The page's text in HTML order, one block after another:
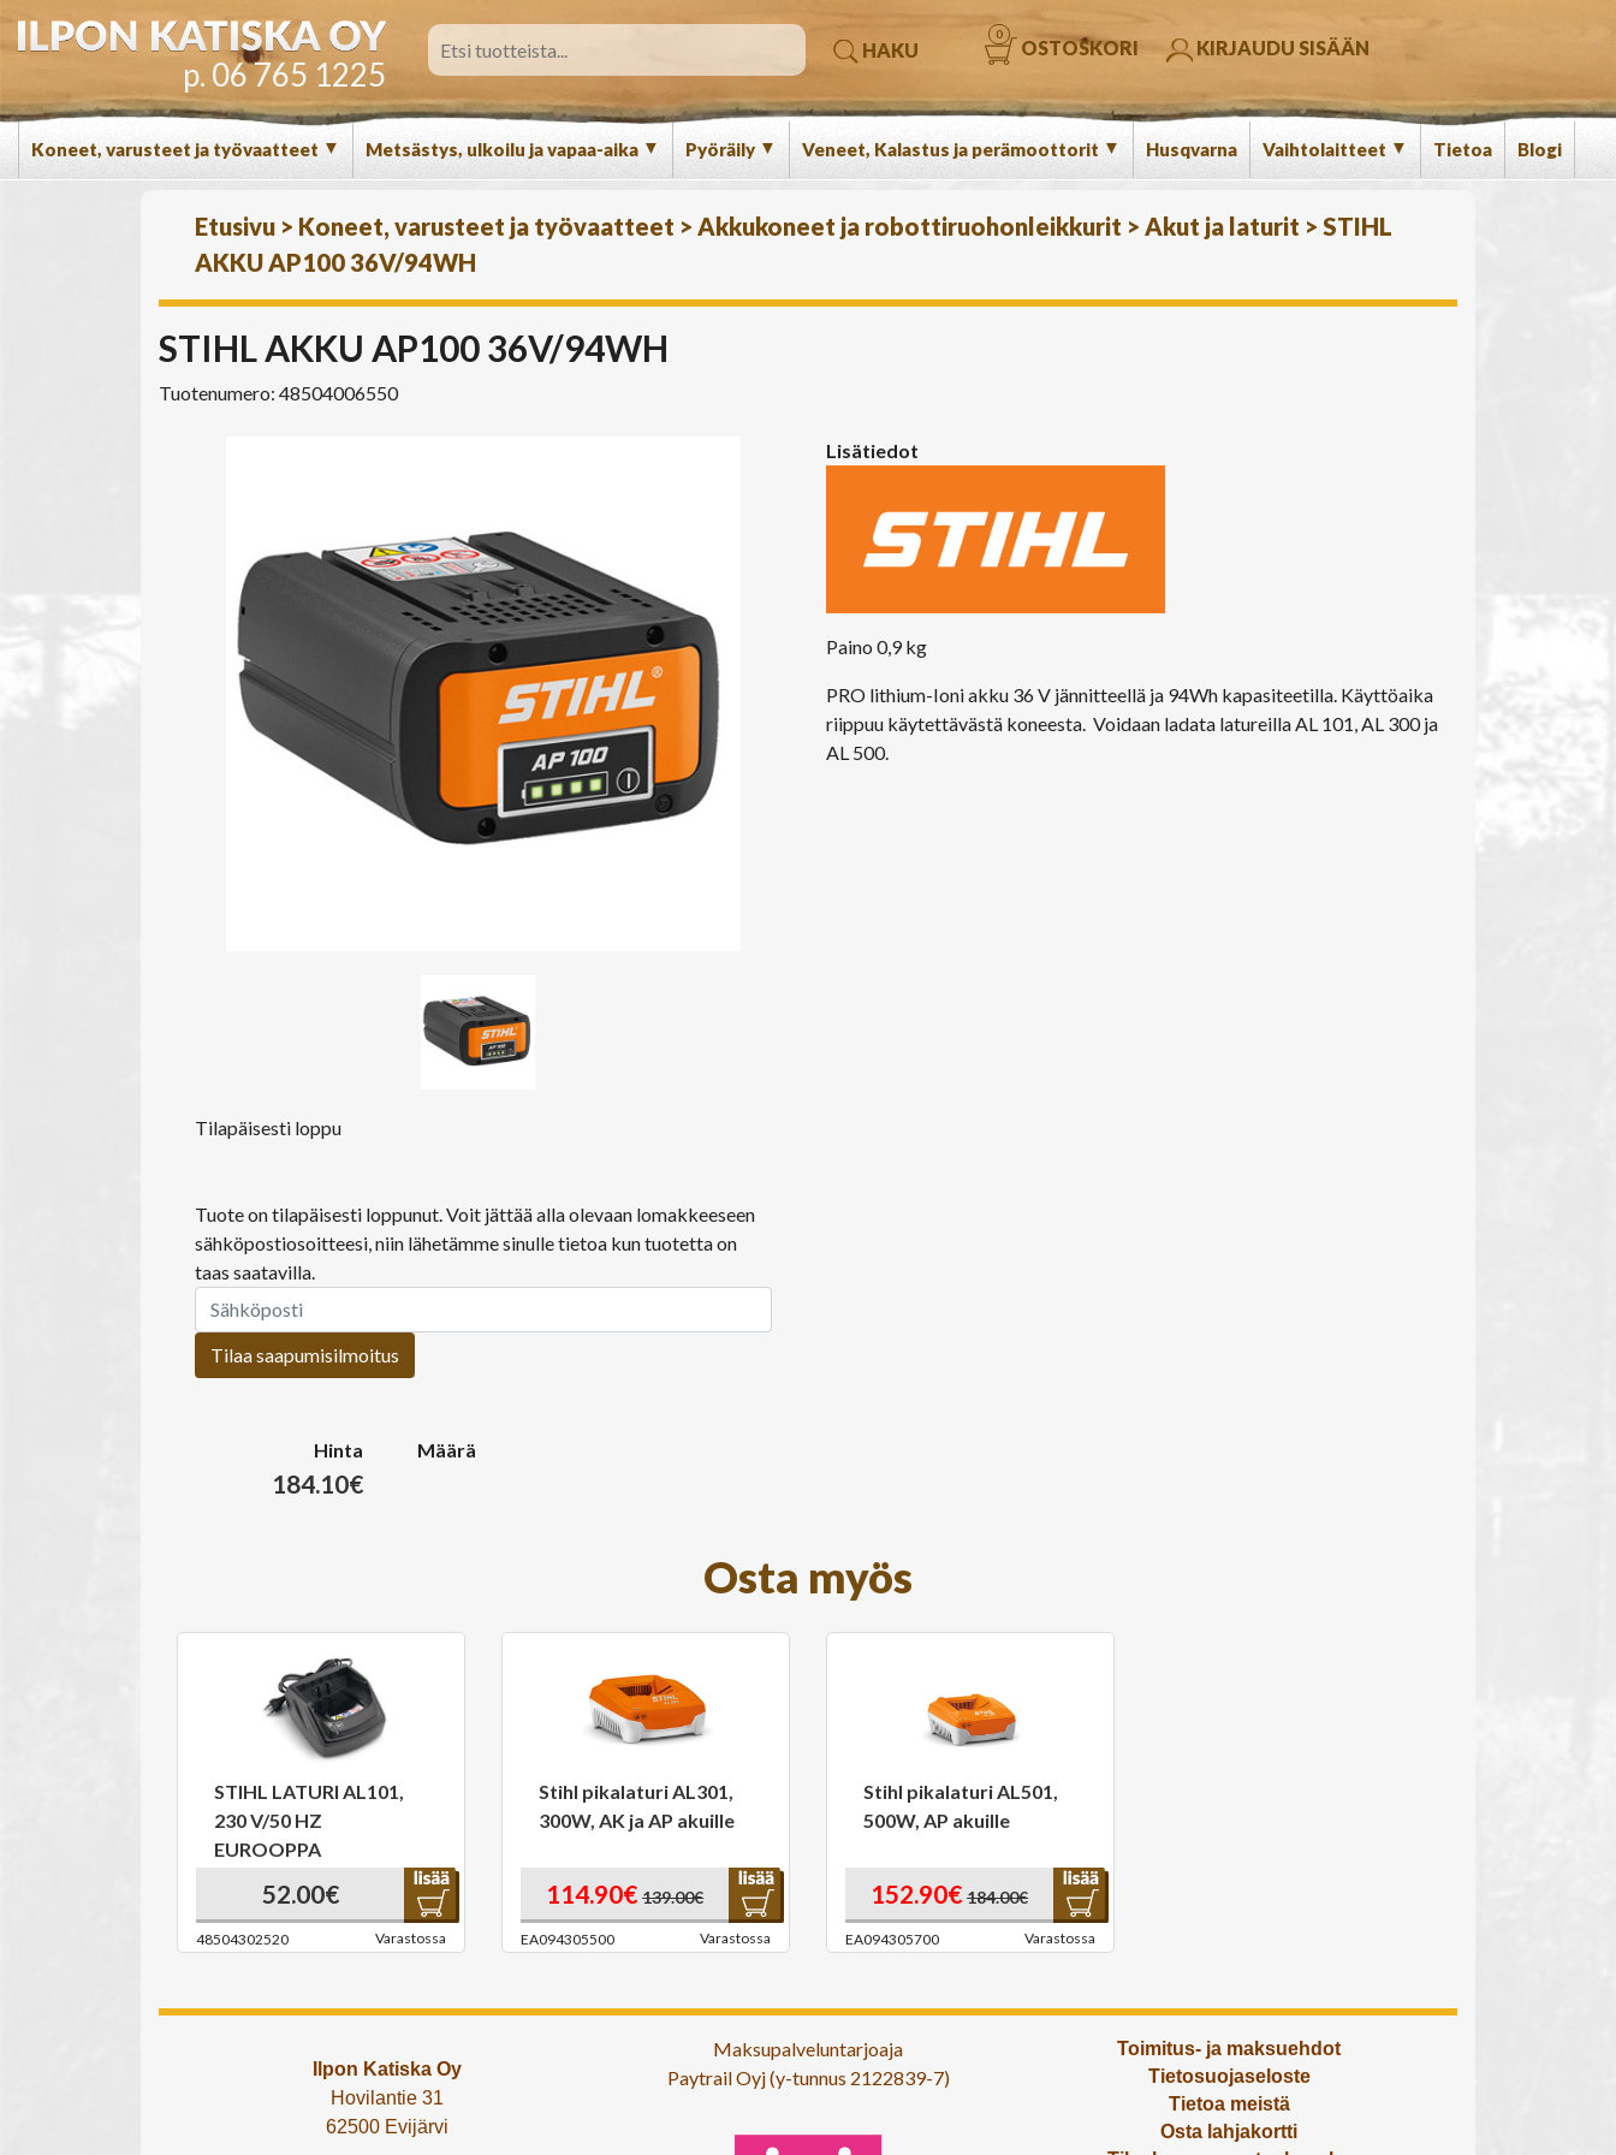
p. 06 765 1225
HAKU OSTOSKORI
0
KIRJAUDU SISÄÄN
Koneet, varusteet ja työvaatteet ▼ Metsästys, ulkoilu ja vapaa-aika ▼ Pyöräily ▼ Veneet, Kalastus ja perämoottorit ▼ Husqvarna Vaihtolaitteet ▼ Tietoa Blogi
Etusivu > Koneet, varusteet ja työvaatteet > Akkukoneet ja robottiruohonleikkurit > Akut ja laturit > STIHL
AKKU AP100 36V/94WH
STIHL AKKU AP100 36V/94WH
Tuotenumero: 48504006550
Tilapäisesti loppu
Tuote on tilapäisesti loppunut. Voit jättää alla olevaan lomakkeeseen
sähköpostiosoitteesi, niin lähetämme sinulle tietoa kun tuotetta on
taas saatavilla.
Tilaa saapumisilmoitus
Hinta
184.10€
Määrä
Lisätiedot
Paino 0,9 kg
PRO lithium-Ioni akku 36 V jännitteellä ja 94Wh kapasiteetilla. Käyttöaika
riippuu käytettävästä koneesta. Voidaan ladata latureilla AL 101, AL 300 ja
AL 500.
Osta myös
STIHL LATURI AL101,
230 V/50 HZ
EUROOPPA
52.00€
48504302520 Varastossa
Stihl pikalaturi AL301,
300W, AK ja AP akuille
114.90€ 139.00€
EA094305500 Varastossa
Stihl pikalaturi AL501,
500W, AP akuille
152.90€ 184.00€
EA094305700 Varastossa
Ilpon Katiska Oy
Hovilantie 31
62500 Evijärvi
Maksupalveluntarjoaja
Paytrail Oyj (y-tunnus 2122839-7)
Toimitus- ja maksuehdot
Tietosuojaseloste
Tietoa meistä
Osta lahjakortti